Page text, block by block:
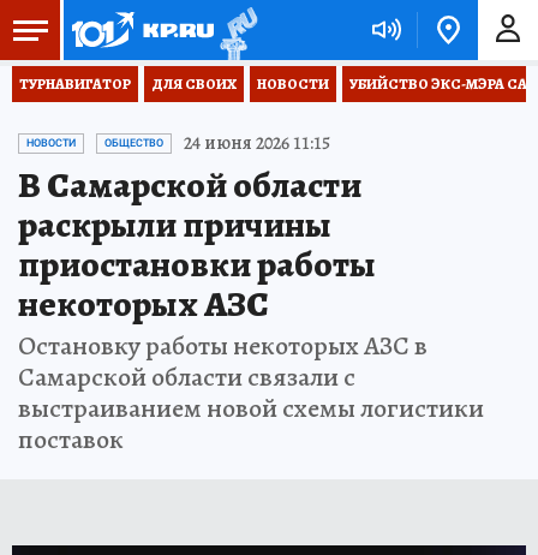
ТУРНАВИГАТОР ДЛЯ СВОИХ НОВОСТИ УБИЙСТВО ЭКС-МЭРА
НОВОСТИ ОБЩЕСТВО 24 июня 2026 11:15
В Самарской области
раскрыли причины
приостановки работы
некоторых АЗС
Остановку работы некоторых АЗС в
Самарской области связали с
выстраиванием новой схемы логистики
поставок